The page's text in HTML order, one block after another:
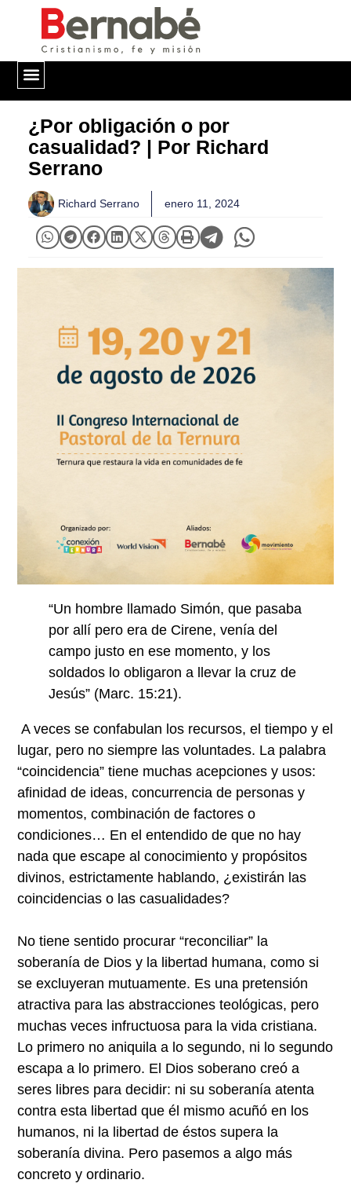
¿Por obligación o por
casualidad? | Por Richard
Serrano
Richard Serrano enero 11, 2024
“Un hombre llamado Simón, que pasaba
por allí pero era de Cirene, venía del
campo justo en ese momento, y los
soldados lo obligaron a llevar la cruz de
Jesús” (Marc. 15:21).
A veces se confabulan los recursos, el tiempo y el
lugar, pero no siempre las voluntades. La palabra
“coincidencia” tiene muchas acepciones y usos:
afinidad de ideas, concurrencia de personas y
momentos, combinación de factores o
condiciones… En el entendido de que no hay
nada que escape al conocimiento y propósitos
divinos, estrictamente hablando, ¿existirán las
coincidencias o las casualidades?
No tiene sentido procurar “reconciliar” la
soberanía de Dios y la libertad humana, como si
se excluyeran mutuamente. Es una pretensión
atractiva para las abstracciones teológicas, pero
muchas veces infructuosa para la vida cristiana.
Lo primero no aniquila a lo segundo, ni lo segundo
escapa a lo primero. El Dios soberano creó a
seres libres para decidir: ni su soberanía atenta
contra esta libertad que él mismo acuñó en los
humanos, ni la libertad de éstos supera la
soberanía divina. Pero pasemos a algo más
concreto y ordinario.